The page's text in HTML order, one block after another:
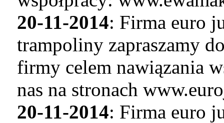
20-11-2014: Firma euro
trampoliny zapraszamy
firmy celem nawiązania
nas na stronach
20-11-2014: Firma euro